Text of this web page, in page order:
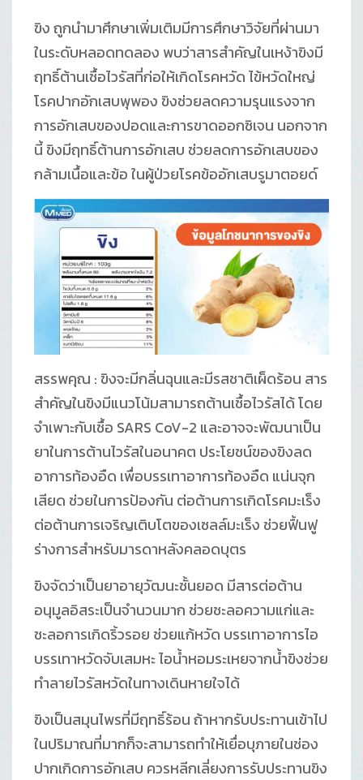
ขิง ถูกนำมาศึกษาเพิ่มเติมมีการศึกษาวิจัยที่ผ่านมา
ในระดับหลอดทดลอง พบว่าสารสำคัญในเหง้าขิงมี
ฤทธิ์ต้านเชื้อไวรัสที่ก่อให้เกิดโรคหวัด ไข้หวัดใหญ่
โรคปากอักเสบพุพอง ขิงช่วยลดความรุนแรงจาก
การอักเสบของปอดและการขาดออกซิเจน นอกจาก
นี้ ขิงมีฤทธิ์ต้านการอักเสบ ช่วยลดการอักเสบของ
กล้ามเนื้อและข้อ ในผู้ป่วยโรคข้ออักเสบรูมาตอยด์
สรรพคุณ : ขิงจะมีกลิ่นฉุนและมีรสชาติเผ็ดร้อน สาร
สำคัญในขิงมีแนวโน้มสามารถต้านเชื้อไวรัสได้ โดย
จำเพาะกับเชื้อ SARS CoV-2 และอาจจะพัฒนาเป็น
ยาในการต้านไวรัสในอนาคต ประโยชน์ของขิงลด
อาการท้องอืด เพื่อบรรเทาอาการท้องอืด แน่นจุก
เสียด ช่วยในการป้องกัน ต่อต้านการเกิดโรคมะเร็ง
ต่อต้านการเจริญเติบโตของเซลล์มะเร็ง ช่วยฟื้นฟู
ร่างการสำหรับมารดาหลังคลอดบุตร
ขิงจัดว่าเป็นยาอายุวัฒนะชั้นยอด มีสารต่อต้าน
อนุมูลอิสระเป็นจำนวนมาก ช่วยชะลอความแก่และ
ชะลอการเกิดริ้วรอย ช่วยแก้หวัด บรรเทาอาการไอ
บรรเทาหวัดจับเสมหะ ไอน้ำหอมระเหยจากน้ำขิงช่วย
ทำลายไวรัสหวัดในทางเดินหายใจได้
ขิงเป็นสมุนไพรที่มีฤทธิ์ร้อน ถ้าหากรับประทานเข้าไป
ในปริมาณที่มากก็จะสามารถทำให้เยื่อบุภายในช่อง
ปากเกิดการอักเสบ ควรหลีกเลี่ยงการรับประทานขิง